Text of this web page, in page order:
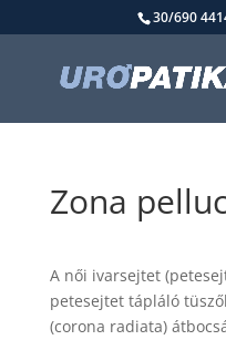
30/690
Zona
A női ivarsejtet
petesejtet tápláló
(corona radiata)